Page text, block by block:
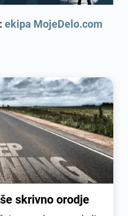
ekipa MojeDelo.com
skrivno orodje